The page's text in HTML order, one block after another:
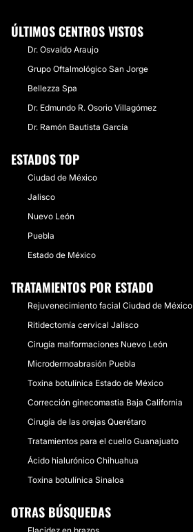
ÚLTIMOS CENTROS VISTOS
Dr. Osvaldo Araujo
Grupo Oftalmológico San Jorge
Bellezza Spa
Dr. Edmundo R. Osorio Villagómez
Dr. Ramón Bautista García
ESTADOS TOP
Ciudad de México
Jalisco
Nuevo León
Puebla
Estado de México
TRATAMIENTOS POR ESTADO
Rejuvenecimiento facial Ciudad de México
Ritidectomía cervical Jalisco
Cirugía malformaciones Nuevo León
Microdermoabrasión Puebla
Toxina botulínica Estado de México
Corrección ginecomastia Baja California
Cirugía de las orejas Querétaro
Tratamientos para el cuello Guanajuato
Ácido hialurónico Chihuahua
Toxina botulínica Sinaloa
OTRAS BÚSQUEDAS